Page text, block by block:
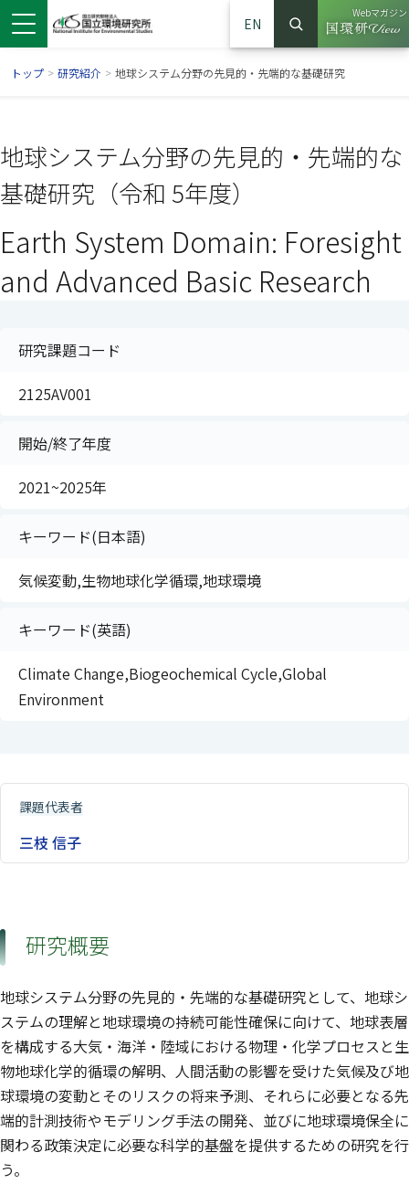
EN
サイト内検索
検索
Webマガジン
（別ウイ
トップ > 研究紹介 > 地球システム分野の先見的・先端的な基礎研究
地球システム分野の先見的・先端的な
基礎研究（令和 5年度）
Earth System Domain: Foresight
and Advanced Basic Research
研究課題コード
2125AV001
開始/終了年度
2021~2025年
キーワード(日本語)
気候変動,生物地球化学循環,地球環境
キーワード(英語)
Climate Change,Biogeochemical Cycle,Global
Environment
課題代表者
三枝 信子
研究概要
地球システム分野の先見的・先端的な基礎研究として、地球シ
ステムの理解と地球環境の持続可能性確保に向けて、地球表層
を構成する大気・海洋・陸域における物理・化学プロセスと生
物地球化学的循環の解明、人間活動の影響を受けた気候及び地
球環境の変動とそのリスクの将来予測、それらに必要となる先
端的計測技術やモデリング手法の開発、並びに地球環境保全に
関わる政策決定に必要な科学的基盤を提供するための研究を行
う。